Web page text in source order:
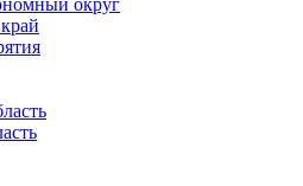
округ